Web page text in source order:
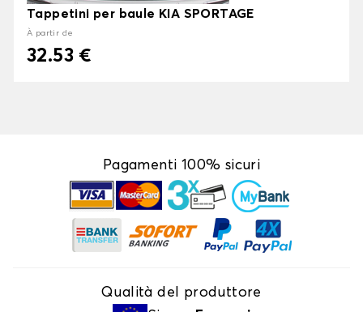
Tappetini per baule KIA SPORTAGE
À partir de
32.53 €
Pagamenti 100% sicuri
Qualità del produttore